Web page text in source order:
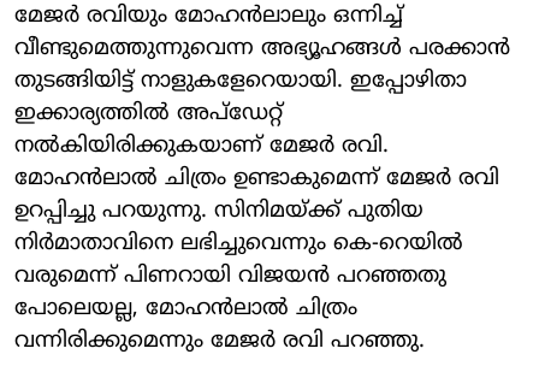
മേജർ രവിയും മോഹൻലാലും ഒന്നിച്ച്
വീണ്ടുമെത്തുന്നുവെന്ന അഭ്യൂഹങ്ങൾ പരക്കാൻ
തുടങ്ങിയിട്ട് നാളുകളേറെയായി. ഇപ്പോഴിതാ
ഇക്കാര്യത്തിൽ അപ്ഡേറ്റ്
നൽകിയിരിക്കുകയാണ് മേജർ രവി.
മോഹൻലാൽ ചിത്രം ഉണ്ടാകുമെന്ന് മേജർ രവി
ഉറപ്പിച്ചു പറയുന്നു. സിനിമയ്ക്ക് പുതിയ
നിർമാതാവിനെ ലഭിച്ചുവെന്നും കെ-റെയില്‍
വരുമെന്ന് പിണറായി വിജയന്‍ പറഞ്ഞതു
പോലെയല്ല, മോഹൻലാൽ ചിത്രം
വന്നിരിക്കുമെന്നും മേജർ രവി പറഞ്ഞു.